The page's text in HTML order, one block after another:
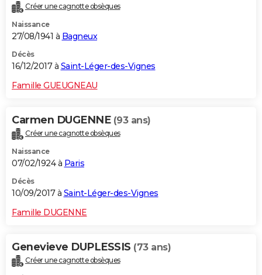
Créer une cagnotte obsèques
Naissance
27/08/1941 à Bagneux
Décès
16/12/2017 à Saint-Léger-des-Vignes
Famille GUEUGNEAU
Carmen DUGENNE (93 ans)
Créer une cagnotte obsèques
Naissance
07/02/1924 à Paris
Décès
10/09/2017 à Saint-Léger-des-Vignes
Famille DUGENNE
Genevieve DUPLESSIS (73 ans)
Créer une cagnotte obsèques